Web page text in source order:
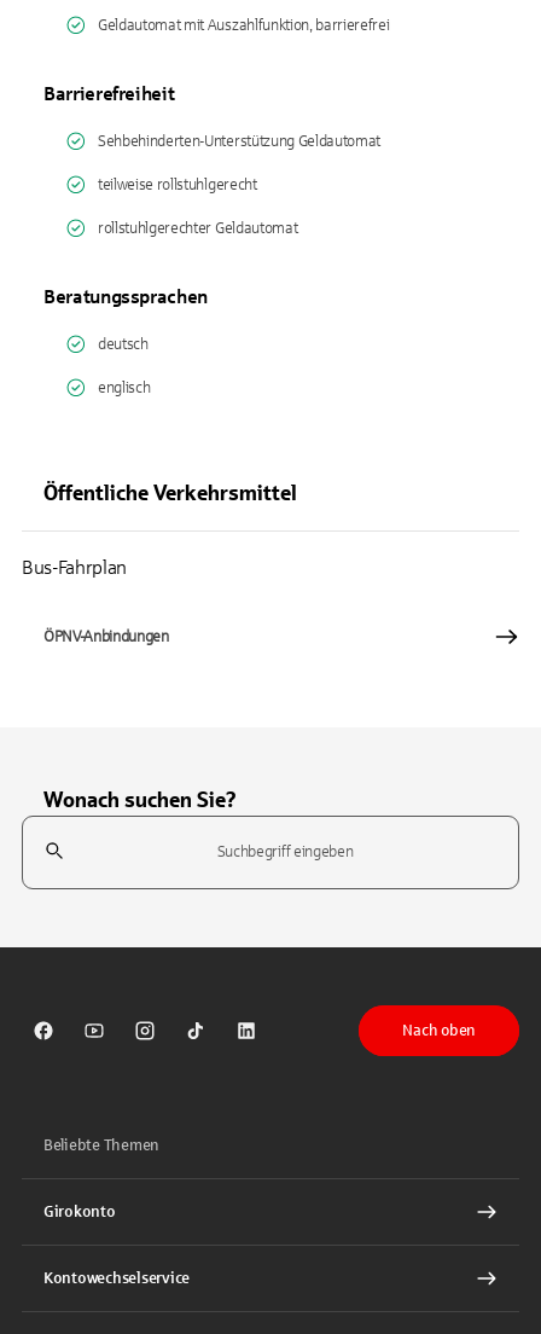
Geldautomat mit Auszahlfunktion, barrierefrei
Barrierefreiheit
Sehbehinderten-Unterstützung Geldautomat
teilweise rollstuhlgerecht
rollstuhlgerechter Geldautomat
Beratungssprachen
deutsch
englisch
Öffentliche Verkehrsmittel
Bus-Fahrplan
ÖPNV-Anbindungen
Wonach suchen Sie?
Suchfeld
Sparkasse auf Facebook
Sparkasse auf Youtube
Sparkasse auf Instagram
Sparkasse auf TikTok
Sparkasse auf LinkedIn
Nach oben
Beliebte Themen
Girokonto
Kontowechselservice